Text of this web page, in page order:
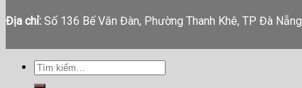
Địa chỉ: Số 136 Bế Văn Đàn, Phường Thanh Khê, TP Đà Nẵng
Tìm